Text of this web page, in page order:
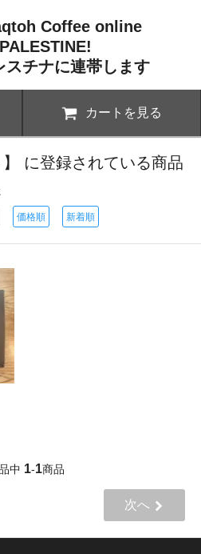
Coffee online
スチナに連帯します
カートを見る
】 に登録されている商品
価格順 新着順
中 1-1商品
次へ